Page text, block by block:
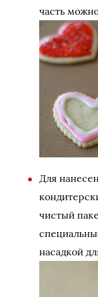
часть
Для
чистый
насадкой